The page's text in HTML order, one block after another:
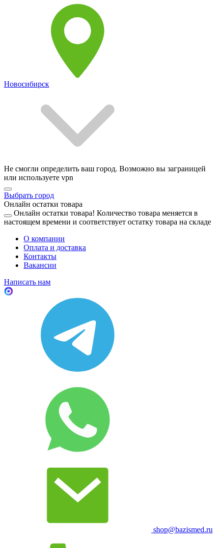
Новосибирск
Не смогли определить ваш город. Возможно вы заграницей
или используете vpn
Выбрать город
Онлайн остатки товара
Онлайн остатки товара! Количество товара меняется в
настоящем времени и соответствует остатку товара на складе
О компании
Оплата и доставка
Контакты
Вакансии
Написать нам
shop@bazismed.ru